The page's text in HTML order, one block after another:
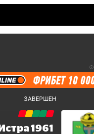
ⓘ
ЗАВЕРШЕН
Истра 1961